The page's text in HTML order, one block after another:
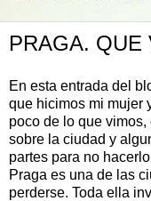
PRAGA. QUE
En esta entrada del
que hicimos mi mujer
poco de lo que
sobre la ciudad y
partes para no
Praga es una de las
perderse. Toda ella